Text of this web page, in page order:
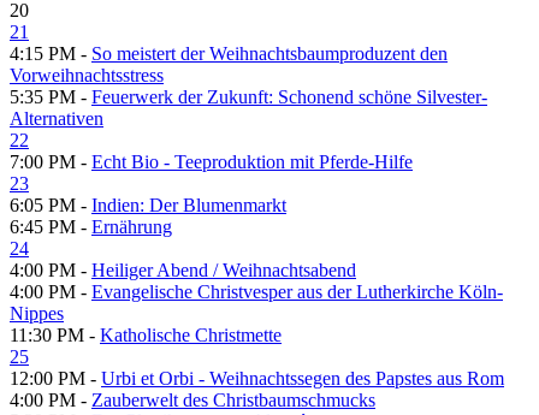
20
21
4:15 PM - So meistert der Weihnachtsbaumproduzent den
Vorweihnachtsstress
5:35 PM - Feuerwerk der Zukunft: Schonend schöne Silvester-
Alternativen
22
7:00 PM - Echt Bio - Teeproduktion mit Pferde-Hilfe
23
6:05 PM - Indien: Der Blumenmarkt
6:45 PM - Ernährung
24
4:00 PM - Heiliger Abend / Weihnachtsabend
4:00 PM - Evangelische Christvesper aus der Lutherkirche Köln-
Nippes
11:30 PM - Katholische Christmette
25
12:00 PM - Urbi et Orbi - Weihnachtssegen des Papstes aus Rom
4:00 PM - Zauberwelt des Christbaumschmucks